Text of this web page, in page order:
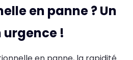
en panne ? Un
urgence !